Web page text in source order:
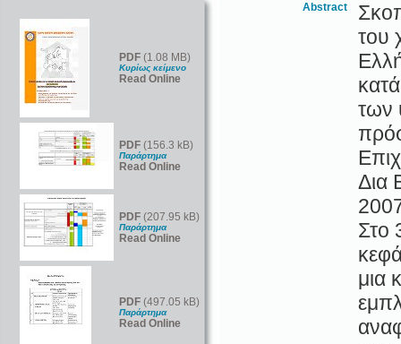
PDF (1.08 MB)
Κυρίως κείμενο
Read Online
PDF (156.3 kB)
Παράρτημα
Read Online
PDF (207.95 kB)
Παράρτημα
Read Online
PDF (497.05 kB)
Παράρτημα
Read Online
Abstract
του
των
Δια
Στο
μια